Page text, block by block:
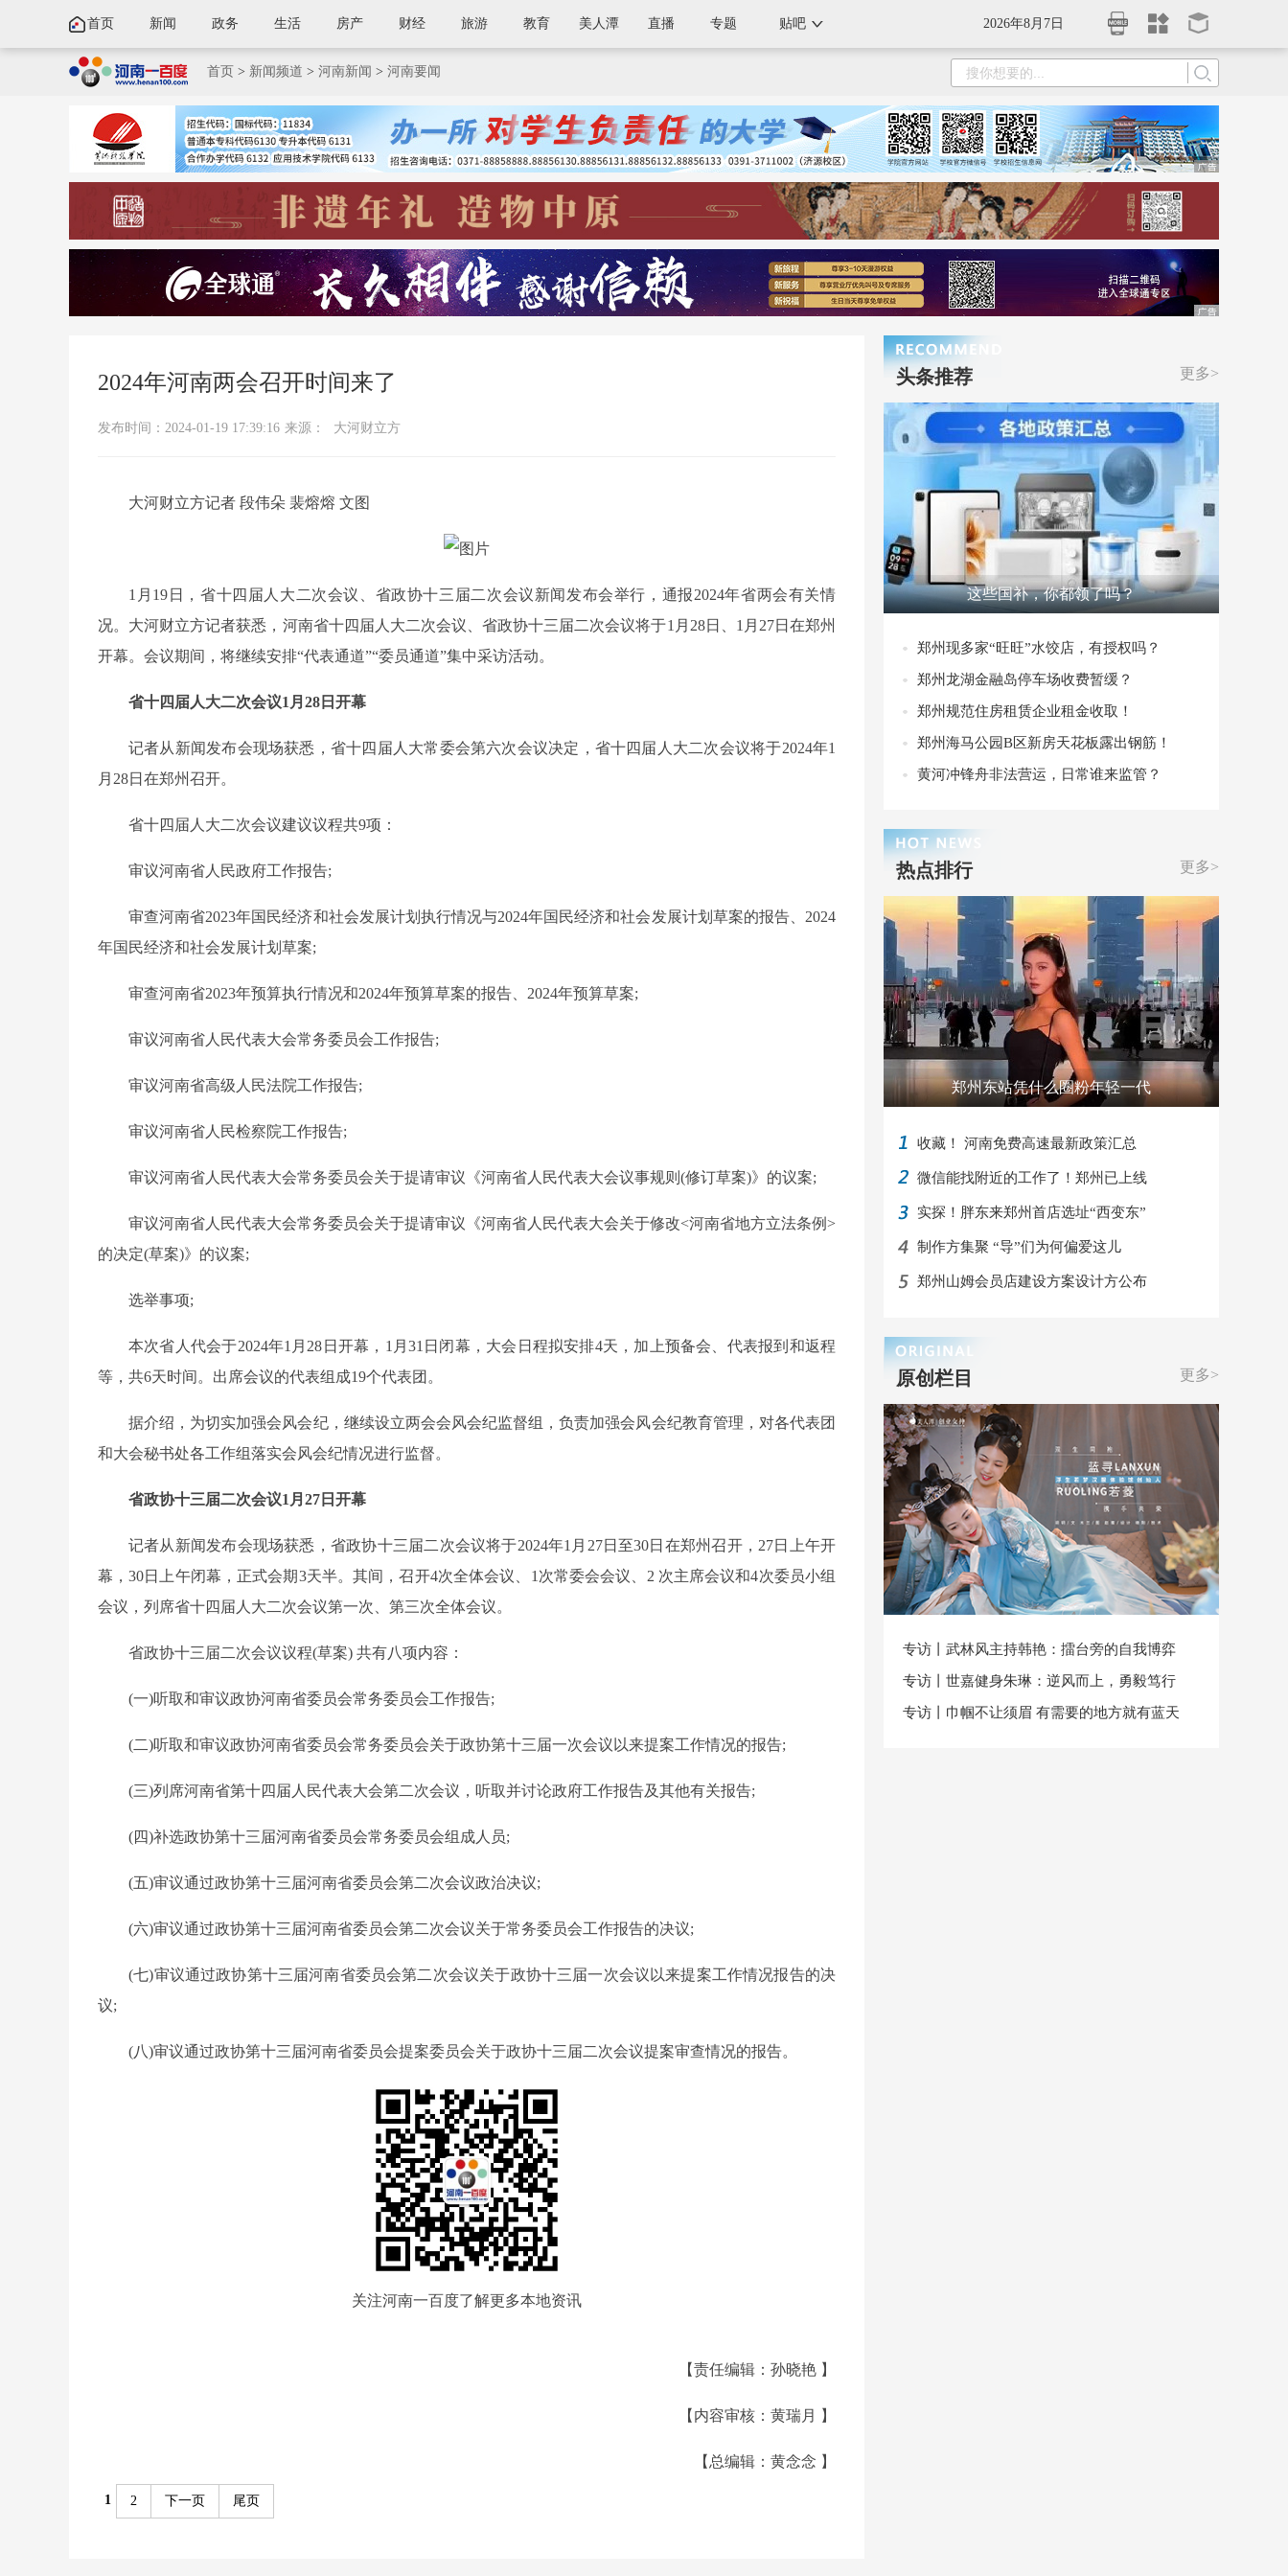
2026年8月7日
首页 新闻 政务 生活 房产 财经 旅游 教育 美人潭 直播 专题 贴吧
首页 > 新闻频道 > 河南新闻 > 河南要闻
2024年河南两会召开时间来了
发布时间：2024-01-19 17:39:16 来源： 大河财立方
大河财立方记者 段伟朵 裴熔熔 文图
1月19日，省十四届人大二次会议、省政协十三届二次会议新闻发布会举行，通报2024年省两会有关情
况。大河财立方记者获悉，河南省十四届人大二次会议、省政协十三届二次会议将于1月28日、1月27日在郑州
开幕。会议期间，将继续安排“代表通道”“委员通道”集中采访活动。
省十四届人大二次会议1月28日开幕
记者从新闻发布会现场获悉，省十四届人大常委会第六次会议决定，省十四届人大二次会议将于2024年1
月28日在郑州召开。
省十四届人大二次会议建议议程共9项：
审议河南省人民政府工作报告;
审查河南省2023年国民经济和社会发展计划执行情况与2024年国民经济和社会发展计划草案的报告、2024
年国民经济和社会发展计划草案;
审查河南省2023年预算执行情况和2024年预算草案的报告、2024年预算草案;
审议河南省人民代表大会常务委员会工作报告;
审议河南省高级人民法院工作报告;
审议河南省人民检察院工作报告;
审议河南省人民代表大会常务委员会关于提请审议《河南省人民代表大会议事规则(修订草案)》的议案;
审议河南省人民代表大会常务委员会关于提请审议《河南省人民代表大会关于修改<河南省地方立法条例>
的决定(草案)》的议案;
选举事项;
本次省人代会于2024年1月28日开幕，1月31日闭幕，大会日程拟安排4天，加上预备会、代表报到和返程
等，共6天时间。出席会议的代表组成19个代表团。
据介绍，为切实加强会风会纪，继续设立两会会风会纪监督组，负责加强会风会纪教育管理，对各代表团
和大会秘书处各工作组落实会风会纪情况进行监督。
省政协十三届二次会议1月27日开幕
记者从新闻发布会现场获悉，省政协十三届二次会议将于2024年1月27日至30日在郑州召开，27日上午开
幕，30日上午闭幕，正式会期3天半。其间，召开4次全体会议、1次常委会会议、2 次主席会议和4次委员小组
会议，列席省十四届人大二次会议第一次、第三次全体会议。
省政协十三届二次会议议程(草案) 共有八项内容：
(一)听取和审议政协河南省委员会常务委员会工作报告;
(二)听取和审议政协河南省委员会常务委员会关于政协第十三届一次会议以来提案工作情况的报告;
(三)列席河南省第十四届人民代表大会第二次会议，听取并讨论政府工作报告及其他有关报告;
(四)补选政协第十三届河南省委员会常务委员会组成人员;
(五)审议通过政协第十三届河南省委员会第二次会议政治决议;
(六)审议通过政协第十三届河南省委员会第二次会议关于常务委员会工作报告的决议;
(七)审议通过政协第十三届河南省委员会第二次会议关于政协十三届一次会议以来提案工作情况报告的决
议;
(八)审议通过政协第十三届河南省委员会提案委员会关于政协十三届二次会议提案审查情况的报告。
关注河南一百度了解更多本地资讯
【责任编辑：孙晓艳 】
【内容审核：黄瑞月 】
【总编辑：黄念念 】
1 2 下一页 尾页
更多>
头条推荐
这些国补，你都领了吗？
郑州现多家“旺旺”水饺店，有授权吗？
郑州龙湖金融岛停车场收费暂缓？
郑州规范住房租赁企业租金收取！
郑州海马公园B区新房天花板露出钢筋！
黄河冲锋舟非法营运，日常谁来监管？
更多>
热点排行
郑州东站凭什么圈粉年轻一代
收藏！ 河南免费高速最新政策汇总
微信能找附近的工作了！郑州已上线
实探！胖东来郑州首店选址“西变东”
制作方集聚 “导”们为何偏爱这儿
郑州山姆会员店建设方案设计方公布
更多>
原创栏目
专访丨武林风主持韩艳：擂台旁的自我博弈
专访丨世嘉健身朱琳：逆风而上，勇毅笃行
专访丨巾帼不让须眉 有需要的地方就有蓝天